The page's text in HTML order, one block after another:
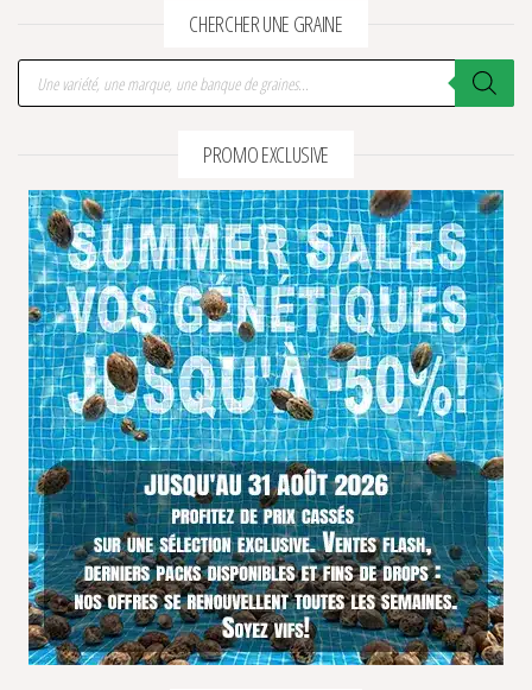
CHERCHER UNE GRAINE
Recherche de produits
PROMO EXCLUSIVE